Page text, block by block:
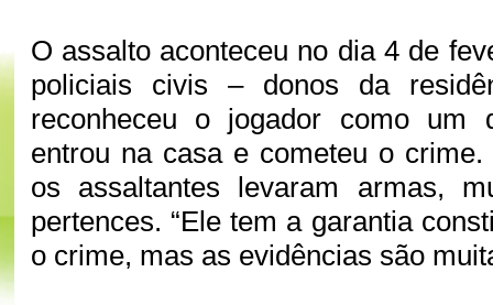
O assalto aconteceu no dia 4 de
policiais civis – donos da
reconheceu o jogador como um
entrou na casa e cometeu o crime.
os assaltantes levaram armas,
pertences. “Ele tem a garantia
o crime, mas as evidências são